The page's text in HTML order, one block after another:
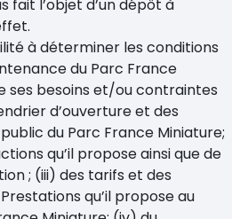
fait l’objet d’un dépôt à
à déterminer les conditions
du Parc France
ses besoins et/ou contraintes
d’ouverture et des
du Parc France Miniature;
qu’il propose ainsi que de
; (iii) des tarifs et des
qu’il propose au